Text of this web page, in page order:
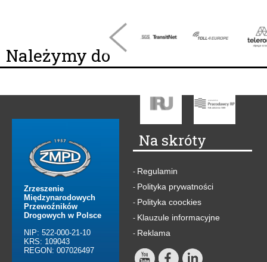
Należymy do
Zrzeszenie
Międzynarodowych
Przewoźników
Drogowych w Polsce
NIP: 522-000-21-10
KRS: 109043
REGON: 007026497
Na skróty
- Regulamin
- Polityka prywatności
- Polityka coockies
- Klauzule informacyjne
- Reklama